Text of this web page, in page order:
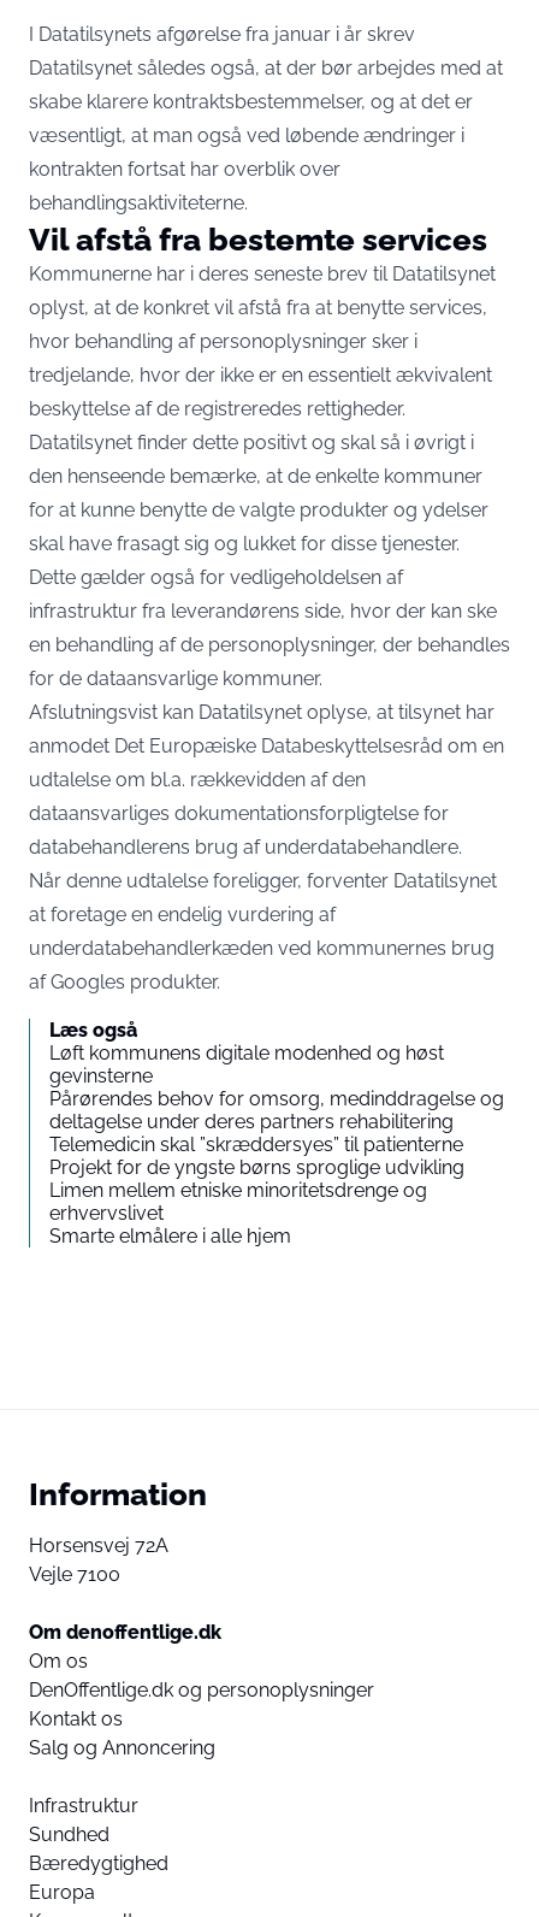
I Datatilsynets afgørelse fra januar i år skrev
Datatilsynet således også, at der bør arbejdes med at
skabe klarere kontraktsbestemmelser, og at det er
væsentligt, at man også ved løbende ændringer i
kontrakten fortsat har overblik over
behandlingsaktiviteterne.
Vil afstå fra bestemte services
Kommunerne har i deres seneste brev til Datatilsynet
oplyst, at de konkret vil afstå fra at benytte services,
hvor behandling af personoplysninger sker i
tredjelande, hvor der ikke er en essentielt ækvivalent
beskyttelse af de registreredes rettigheder.
Datatilsynet finder dette positivt og skal så i øvrigt i
den henseende bemærke, at de enkelte kommuner
for at kunne benytte de valgte produkter og ydelser
skal have frasagt sig og lukket for disse tjenester.
Dette gælder også for vedligeholdelsen af
infrastruktur fra leverandørens side, hvor der kan ske
en behandling af de personoplysninger, der behandles
for de dataansvarlige kommuner.
Afslutningsvist kan Datatilsynet oplyse, at tilsynet har
anmodet Det Europæiske Databeskyttelsesråd om en
udtalelse om bl.a. rækkevidden af den
dataansvarliges dokumentationsforpligtelse for
databehandlerens brug af underdatabehandlere.
Når denne udtalelse foreligger, forventer Datatilsynet
at foretage en endelig vurdering af
underdatabehandlerkæden ved kommunernes brug
af Googles produkter.
Læs også
Løft kommunens digitale modenhed og høst
gevinsterne
Pårørendes behov for omsorg, medinddragelse og
deltagelse under deres partners rehabilitering
Telemedicin skal ”skræddersyes” til patienterne
Projekt for de yngste børns sproglige udvikling
Limen mellem etniske minoritetsdrenge og
erhvervslivet
Smarte elmålere i alle hjem
Information
Horsensvej 72A
Vejle 7100
Om denoffentlige.dk
Om os
DenOffentlige.dk og personoplysninger
Kontakt os
Salg og Annoncering
Infrastruktur
Sundhed
Bæredygtighed
Europa